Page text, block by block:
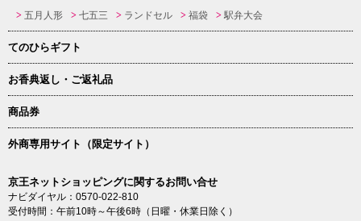
五月人形
七五三 ランドセル 福袋 駅弁大会
てのひらギフト
お香典返し・ご返礼品
商品券
外商専用サイト（限定サイト）
京王ネットショッピングに関するお問い合せ
ナビダイヤル：0570-022-810
受付時間：午前10時～午後6時（日曜・休業日除く）